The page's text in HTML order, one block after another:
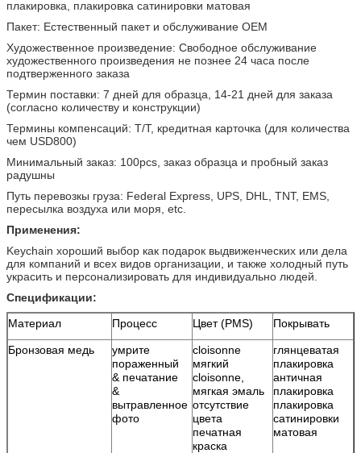
плакировка, плакировка сатинировки матовая
Пакет: Естественный пакет и обслуживание OEM
Художественное произведение: Свободное обслуживание
художественного произведения не познее 24 часа после
подтверженного заказа
Термин поставки: 7 дней для образца, 14-21 дней для заказа
(согласно количеству и конструкции)
Термины компенсаций: T/T, кредитная карточка (для количества
чем USD800)
Минимальный заказ: 100pcs, заказ образца и пробный заказ
радушны
Путь перевозкы груза: Federal Express, UPS, DHL, TNT, EMS,
пересылка воздуха или моря, etc.
Применения:
Keychain хороший выбор как подарок выдвиженческих или дела
для компаний и всех видов организации, и также холодный путь
украсить и персонализировать для индивидуально людей.
Спецификации:
Материал
Процесс Цвет (PMS) Покрывать
Бронзовая медь
умрите
пораженный
& печатание
&
вытравленное
фото
cloisonne
мягкий
cloisonne,
мягкая эмаль
отсутствие
цвета
печатная
краска
глянцеватая
плакировка
античная
плакировка
плакировка
сатинировки
матовая